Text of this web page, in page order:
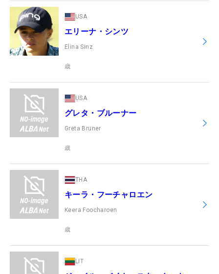
USA
エリーナ・シンツ
Elina Sinz
歳
USA
グレタ・ブルーナー
Greta Bruner
歳
THA
キーラ・フーチャロエン
Keera Foocharoen
歳
LIT